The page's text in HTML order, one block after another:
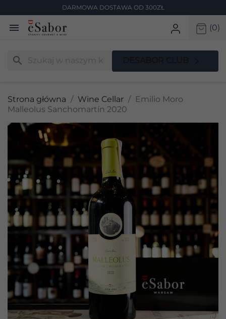
DARMOWA DOSTAWA OD 300ZŁ
 (0)
search
Strona główna Wine Cellar
Emilio Moro
Malleolus Sanchomartín 2020